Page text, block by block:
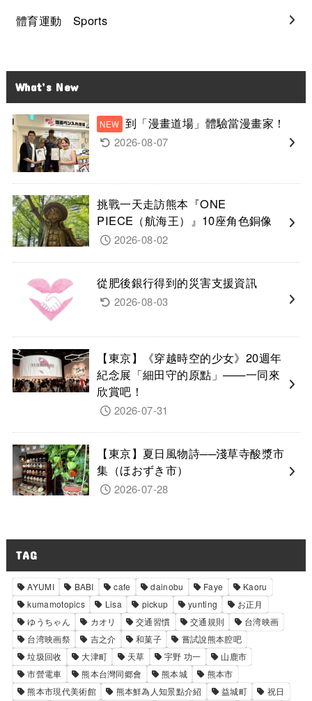
體育運動 Sports
What’s New
到「漫畫道場」體驗當漫畫家！
2026-08-07
挑戰一天走訪熊本『ONE
PIECE（航海王）』10座角色銅像
2026-08-02
從肥後銀行得到的災害支援資訊
2026-08-03
【東京】《穿越時空的少女》20週年
紀念展「細田守的原點」——一同來
欣賞吧！
2026-07-31
【東京】夏日風物詩──淺草寺酸漿市
集（ほおずき市）
2026-07-28
TAG
AYUMI BABI cafe dainobu Faye
Kaoru
kumamotopics
Lisa pickup yunting
お正月
ゆうちゃん
カオリ 交通習慣 交通規則
台湾映画
台湾映画祭
吉之介 和菓子
嘗試說熊本腔吧
垃圾回收
大津町 天草 宇野 功一
山鹿市
市營電車
熊本台灣同郷會 熊本城
熊本市
熊本市現代美術館
熊本鮮為人知景點介紹 益城町
祝日